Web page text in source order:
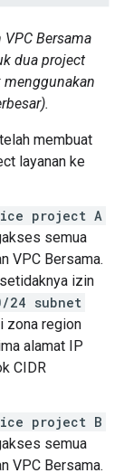
Bersama
dua project
menggunakan
membuat
layanan ke
project A
semua
VPC Bersama.
izin
24 subnet
zona region
alamat IP
CIDR
project B
semua
VPC Bersama.